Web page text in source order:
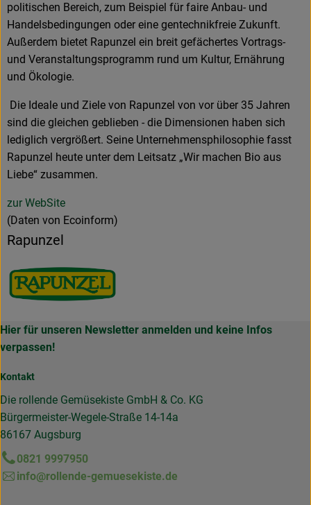
politischen Bereich, zum Beispiel für faire Anbau- und
Handelsbedingungen oder eine gentechnikfreie Zukunft.
Außerdem bietet Rapunzel ein breit gefächertes Vortrags-
und Veranstaltungsprogramm rund um Kultur, Ernährung
und Ökologie.
Die Ideale und Ziele von Rapunzel von vor über 35 Jahren
sind die gleichen geblieben - die Dimensionen haben sich
lediglich vergrößert. Seine Unternehmensphilosophie fasst
Rapunzel heute unter dem Leitsatz „Wir machen Bio aus
Liebe“ zusammen.
zur WebSite
(Daten von Ecoinform)
Rapunzel
Hier für unseren Newsletter anmelden und keine Infos
verpassen!
Kontakt
Die rollende Gemüsekiste GmbH & Co. KG
Bürgermeister-Wegele-Straße 14-14a
86167 Augsburg
0821 9997950
info@rollende-gemuesekiste.de